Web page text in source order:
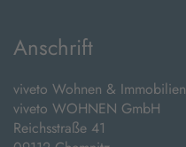
Anschrift
viveto Wohnen & Immobilien
viveto WOHNEN GmbH
Reichsstraße 41